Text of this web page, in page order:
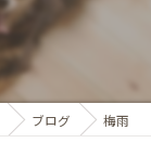
ブログ 梅雨